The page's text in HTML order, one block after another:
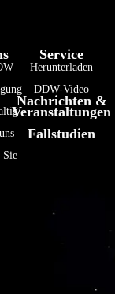
Sie
Service
Herunterladen
DDW-Video
Nachrichten &
Veranstaltungen
Fallstudien
Indonesia